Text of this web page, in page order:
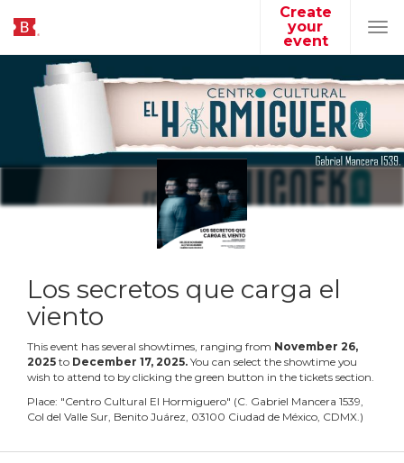
Create
your
event
Los secretos que carga el
viento
This event has several showtimes, ranging from November 26,
2025 to December 17, 2025. You can select the showtime you
wish to attend to by clicking the green button in the tickets section.
Place: "Centro Cultural El Hormiguero" (C. Gabriel Mancera 1539,
Col del Valle Sur, Benito Juárez, 03100 Ciudad de México, CDMX.)